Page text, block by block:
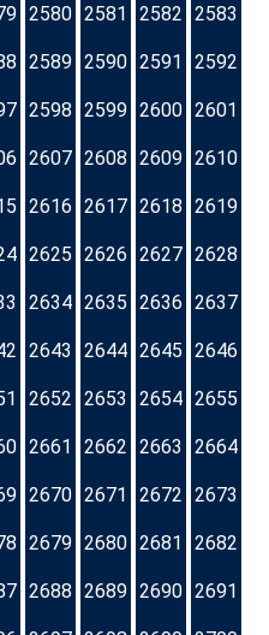
2580 2581 2582 2583
2589 2590 2591 2592
2598 2599 2600 2601
2607 2608 2609 2610
2616 2617 2618 2619
2625 2626 2627 2628
2634 2635 2636 2637
2643 2644 2645 2646
2652 2653 2654 2655
2661 2662 2663 2664
2670 2671 2672 2673
2679 2680 2681 2682
2688 2689 2690 2691